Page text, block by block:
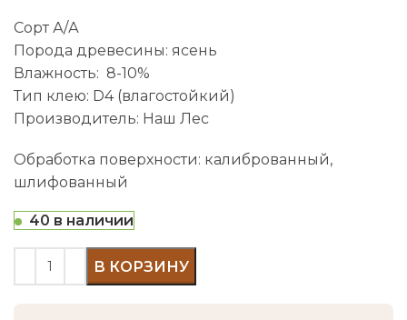
Сорт А/А
Порода древесины: ясень
Влажность: 8-10%
Тип клею: D4 (влагостойкий)
Производитель: Наш Лес
Обработка поверхности: калиброванный,
шлифованный
40 в наличии
В КОРЗИНУ